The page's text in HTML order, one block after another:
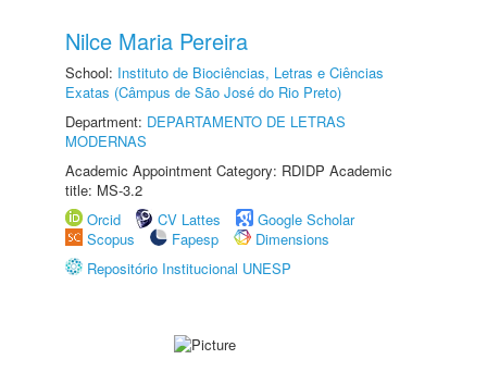
Nilce Maria Pereira
School: Instituto de Biociências, Letras e Ciências
Exatas (Câmpus de São José do Rio Preto)
Department: DEPARTAMENTO DE LETRAS
MODERNAS
Academic Appointment Category: RDIDP Academic
title: MS-3.2
Orcid
CV Lattes
Google Scholar
Scopus
Fapesp
Dimensions
Repositório Institucional UNESP